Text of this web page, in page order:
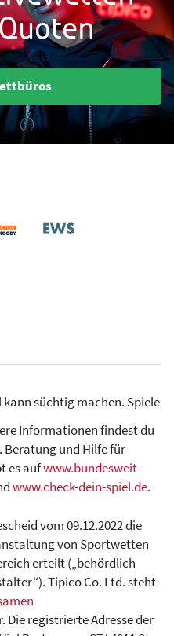
kann süchtig machen. Spiele
Informationen findest du
. Beratung und Hilfe für
es aufwww.bundesweit-
www.check-dein-spiel.de.
vom 09.12.2022 die
von Sportwetten
erteilt („behördlich
Tipico Co. Ltd. steht
Die registrierte Adresse der